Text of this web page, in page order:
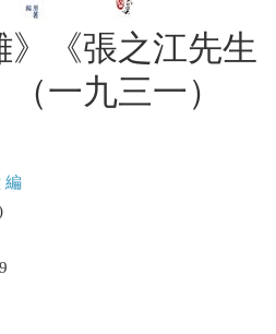
》《張之江先生
一九三一）
編